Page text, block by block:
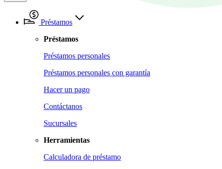
Préstamos
Préstamos
Préstamos personales
Préstamos personales con garantía
Hacer un pago
Contáctanos
Sucursales
Herramientas
Calculadora de préstamo